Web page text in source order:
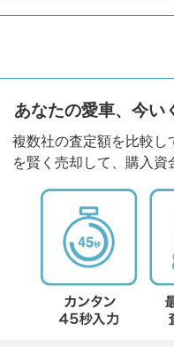
あなたの愛車、今い
複数社の査定額を比較
を賢く売却して、購入資